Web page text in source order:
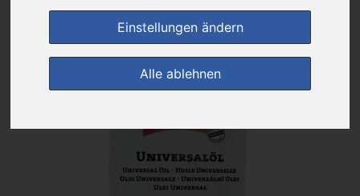
Einstellungen ändern
Alle ablehnen
zur Einkaufsliste